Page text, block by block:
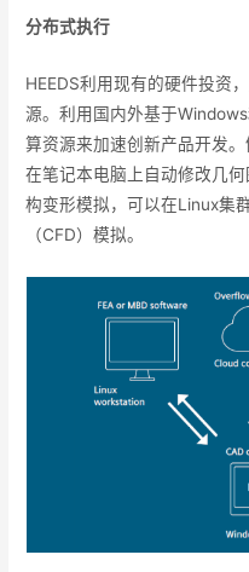
分布式执行
HEEDS利用现有的硬件投资
源。利用国内外基于
算资源来加速创新产品开发
在笔记本电脑上自动修改几
构变形模拟，可以在Linux集
（CFD）模拟。